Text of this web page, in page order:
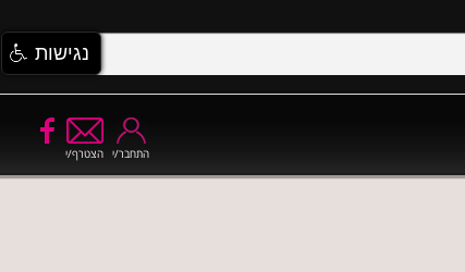
הצטרף/י התחבר/י
נגישות